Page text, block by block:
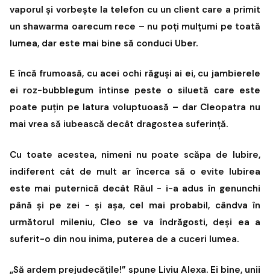
vaporul și vorbește la telefon cu un client care a primit
un shawarma oarecum rece – nu poți mulțumi pe toată
lumea, dar este mai bine să conduci Uber.
E încă frumoasă, cu acei ochi răguși ai ei, cu jambierele
ei roz-bubblegum întinse peste o siluetă care este
poate puțin pe latura voluptuoasă – dar Cleopatra nu
mai vrea să iubească decât dragostea suferință.
Cu toate acestea, nimeni nu poate scăpa de Iubire,
indiferent cât de mult ar încerca să o evite Iubirea
este mai puternică decât Răul - i-a adus în genunchi
până și pe zei - și așa, cel mai probabil, cândva în
următorul mileniu, Cleo se va îndrăgosti, deși ea a
suferit-o din nou inima, puterea de a cuceri lumea.
„Să ardem prejudecățile!” spune Liviu Alexa. Ei bine, unii